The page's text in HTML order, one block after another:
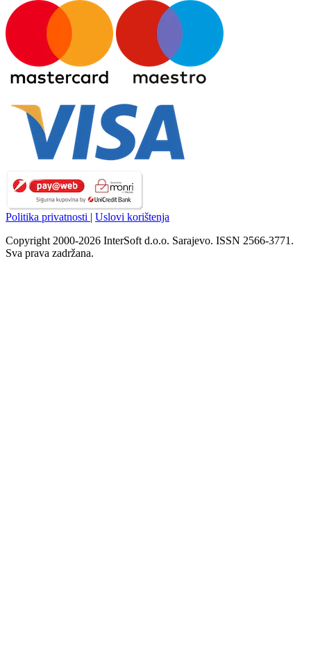
Politika privatnosti | Uslovi korištenja
Copyright 2000-2026 InterSoft d.o.o. Sarajevo. ISSN 2566-3771.
Sva prava zadržana.